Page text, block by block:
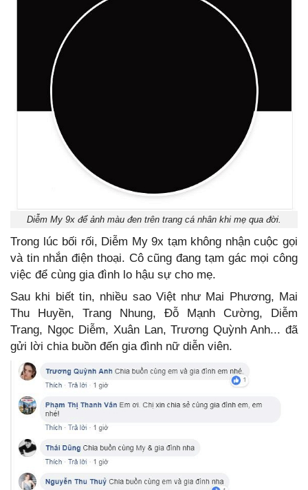
Diễm My 9x để ảnh màu đen trên trang cá nhân khi mẹ qua đời.
Trong lúc bối rối, Diễm My 9x tạm không nhận cuộc gọi
và tin nhắn điện thoại. Cô cũng đang tạm gác mọi công
việc để cùng gia đình lo hậu sự cho mẹ.
Sau khi biết tin, nhiều sao Việt như Mai Phương, Mai
Thu Huyền, Trang Nhung, Đỗ Mạnh Cường, Diễm
Trang, Ngọc Diễm, Xuân Lan, Trương Quỳnh Anh... đã
gửi lời chia buồn đến gia đình nữ diễn viên.